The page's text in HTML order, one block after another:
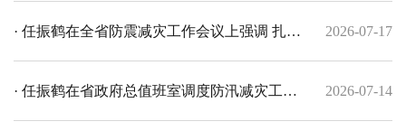
提升和量的合理增长 任振鹤主持
议 研究分析全省上半年经济运行形势，安排部
署下一步经济工作
2026-07-17
· 任振鹤在全省防震减灾工作会议上强调 扎实
做好防灾救灾各项工作 全力保障人民群众生命 2026-07-14
· 任振鹤在省政府总值班室调度防汛减灾工作